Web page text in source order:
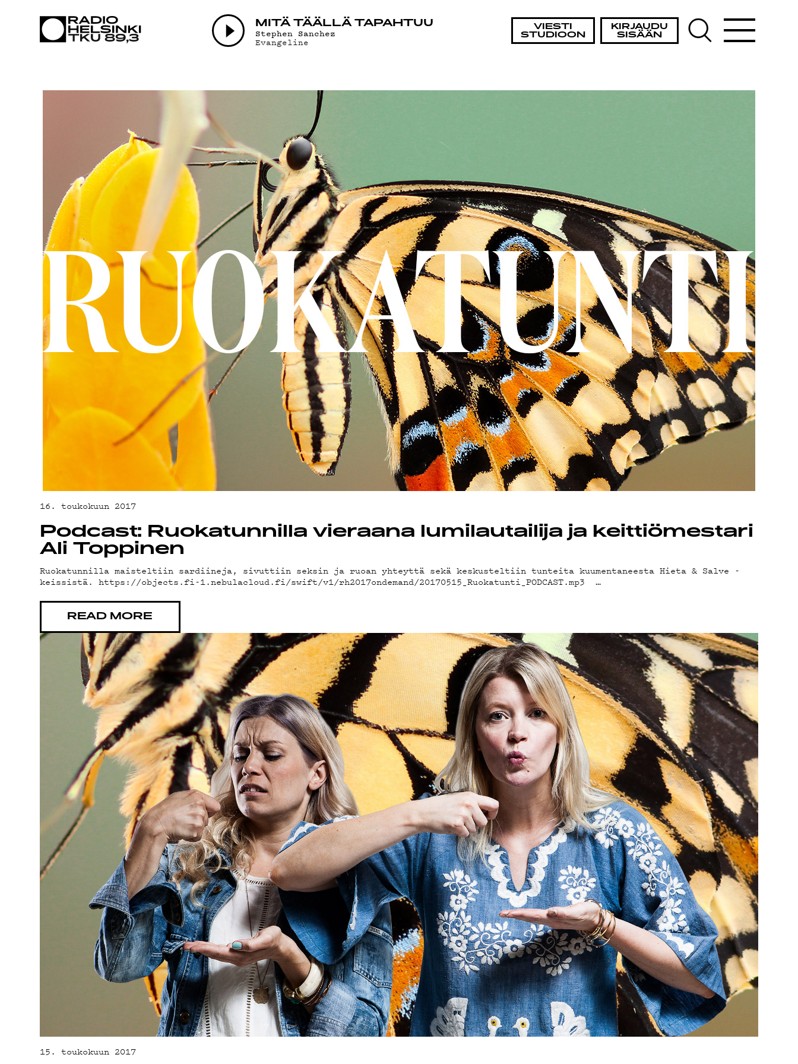
VIESTI
STUDIOON
KIRJAUDU
SISÄÄN
MITÄ TÄÄLLÄ TAPAHTUU
Stephen Sanchez
Evangeline
AJANKOHTAISTA
OHJELMAT
TEKIJÄT
ON-DEMAND
PODCAST
MAINOSTA
YHTEYSTIEDOT
G LIVELAB
YSTÄVÄKLUBI
TIETOSUOJA
16. toukokuun 2017
Podcast: Ruokatunnilla vieraana lumilautailija ja keittiömestari
Ali Toppinen
Ruokatunnilla maisteltiin sardiineja, sivuttiin seksin ja ruoan yhteyttä sekä keskusteltiin tunteita kuumentaneesta Hieta & Salve -
keissistä. https://objects.fi-1.nebulacloud.fi/swift/v1/rh2017ondemand/20170515_Ruokatunti_PODCAST.mp3 …
READ MORE
15. toukokuun 2017